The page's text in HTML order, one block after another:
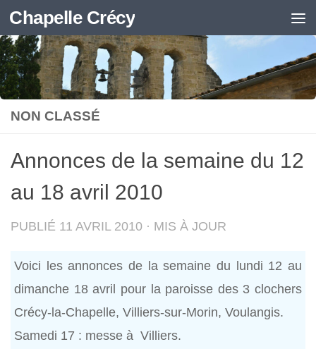
Skip to content
Chapelle Crécy
NON CLASSÉ
Annonces de la semaine du 12
au 18 avril 2010
PUBLIÉ 11 AVRIL 2010 · MIS À JOUR
Voici les annonces de la semaine du lundi 12 au
dimanche 18 avril pour la paroisse des 3 clochers
Crécy-la-Chapelle, Villiers-sur-Morin, Voulangis.
Samedi 17 : messe à Villiers.